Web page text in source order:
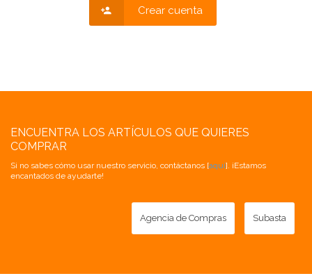
Crear cuenta
ENCUENTRA LOS ARTÍCULOS QUE QUIERES
COMPRAR
Si no sabes cómo usar nuestro servicio, contáctanos [aquí]. ¡Estamos
encantados de ayudarte!
Agencia de Compras Subasta